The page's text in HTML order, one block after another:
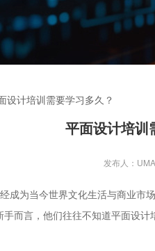
设计培训需要学习多久？
平面设计培训
发布人：
成为当今世界文化生活与商业市
而言，他们往往不知道平面设